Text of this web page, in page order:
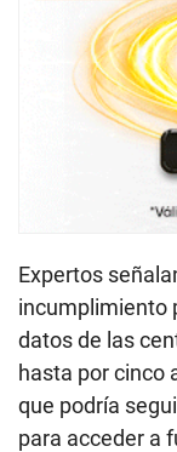
Expertos
incumplimiento
datos de las
hasta por cinco
que podría
para acceder a